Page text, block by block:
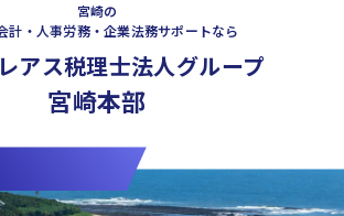
声
拠点概要
報
中途採用情報
宮崎の
計・人事労務・企業法務サポートなら
アス税理士法人グループ
宮崎本部